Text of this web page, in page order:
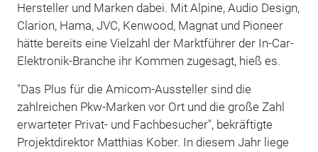
Hersteller und Marken dabei. Mit Alpine, Audio Design,
Clarion, Hama, JVC, Kenwood, Magnat und Pioneer
hätte bereits eine Vielzahl der Marktführer der In-Car-
Elektronik-Branche ihr Kommen zugesagt, hieß es.
"Das Plus für die Amicom-Aussteller sind die
zahlreichen Pkw-Marken vor Ort und die große Zahl
erwarteter Privat- und Fachbesucher", bekräftigte
Projektdirektor Matthias Kober. In diesem Jahr liege